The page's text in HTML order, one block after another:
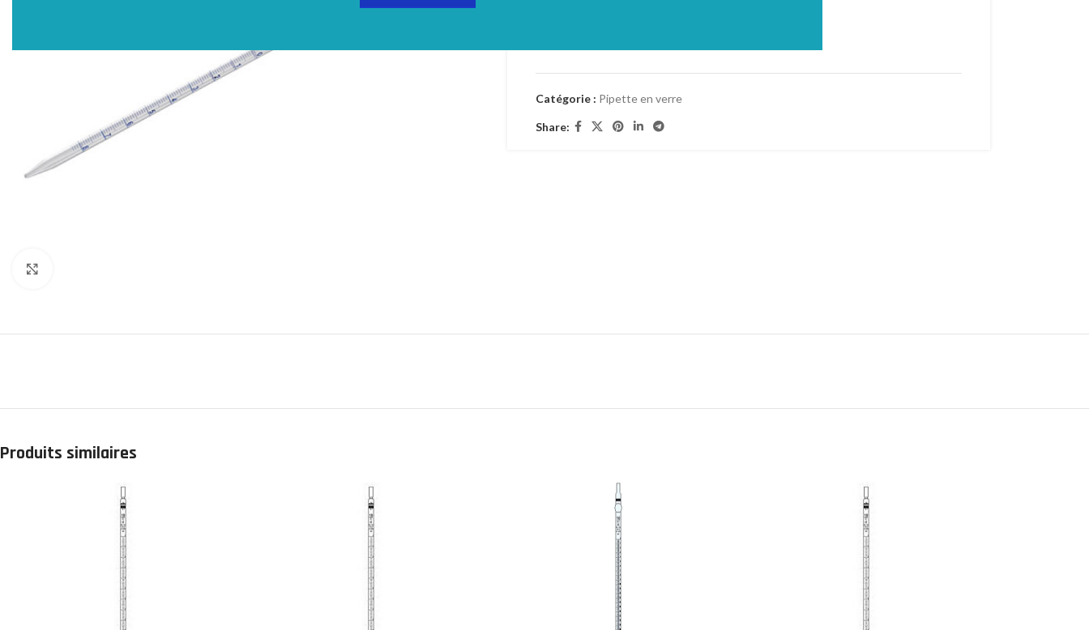
Catégorie : Pipette en verre
Share:
Produits similaires